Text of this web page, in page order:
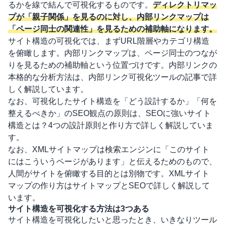
るかを線で結んで可視化するものです。 ディレクトリマッ
プが「親子関係」を見るのに対し、内部リンクマップは
「ページ同士の関連性」を見るための補助軸になります。
サイト構造の可視化では、まずURL階層やカテゴリ構造
を俯瞰します。内部リンクマップは、ページ同士のつなが
りを見るための補助軸という位置づけです。内部リンクの
本格的な分析方法は、 内部リンク可視化ツールの記事で詳
しく解説しています。
なお、可視化したサイト構造を「どう設計するか」「何を
整えるべきか」のSEO観点の原則は、 SEOに強いサイト
構造とは？4つの設計原則と作り方で詳しく解説していま
す。
なお、XMLサイトマップは検索エンジンに「このサイト
にはこういうページがあります」と伝えるためのもので、
人間がサイトを俯瞰する目的とは別物です。XMLサイト
マップの作り方はサイトマップとSEOで詳しく解説して
います。
サイト構造を可視化する方法は3つある
サイト構造を可視化したいと思ったとき、いきなりツール